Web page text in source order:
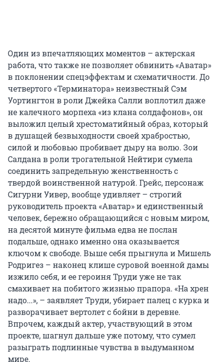
Один из впечатляющих моментов – актерская
работа, что также не позволяет обвинить «Аватар»
в поклонении спецэффектам и схематичности. До
четвертого «Терминатора» неизвестный Сэм
Уортингтон в роли Джейка Салли воплотил даже
не калечного морпеха «из клана солдафонов», он
выложил целый хрестоматийный образ, который
в душащей безвыходности своей храбростью,
силой и любовью пробивает дыру на волю. Зои
Салдана в роли трогательной Нейтири сумела
соединить запредельную женственность с
твердой воинственной натурой. Грейс, персонаж
Сигурни Уивер, вообще удивляет – строгий
руководитель проекта «Аватар» и единственный
человек, бережно обращающийся с новым миром,
на десятой минуте фильма едва не послан
подальше, однако именно она оказывается
ключом к свободе. Выше себя прыгнула и Мишель
Родригез – наконец клише суровой военной дамы
изжило себя, и ее героиня Труди уже не так
смахивает на побитого жизнью прапора. «На хрен
надо...», – заявляет Труди, убирает палец с курка и
разворачивает вертолет с бойни в деревне.
Впрочем, каждый актер, участвующий в этом
проекте, шагнул дальше уже потому, что сумел
разыграть подлинные чувства в выдуманном
мире.